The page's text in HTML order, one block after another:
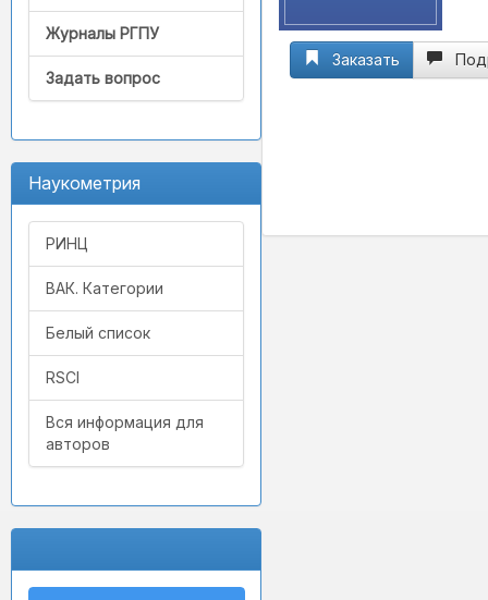
Журналы РГПУ
Задать вопрос
Наукометрия
РИНЦ
ВАК. Категории
Белый список
RSCI
Вся информация для
авторов
Заказать